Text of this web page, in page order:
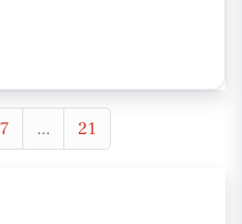
7 ... 21